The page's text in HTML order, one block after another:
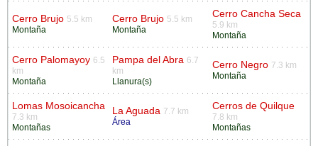
Cerro Brujo 5.5 km
Montaña
Cerro Brujo 5.5 km
Montaña
Cerro Cancha Seca
5.9 km
Montaña
Cerro Palomayoy 6.5
km
Montaña
Pampa del Abra 6.7
km
Llanura(s)
Cerro Negro 7.3 km
Montaña
Lomas Mosoicancha
7.3 km
Montañas
La Aguada 7.7 km
Área
Cerros de Quilque
7.8 km
Montañas